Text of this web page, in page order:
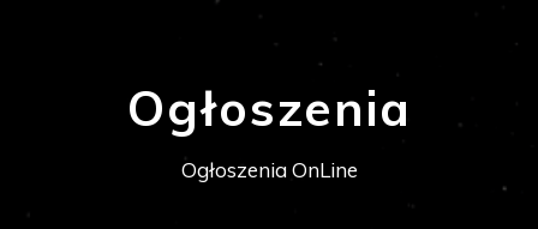
Ogłoszenia
Ogłoszenia OnLine